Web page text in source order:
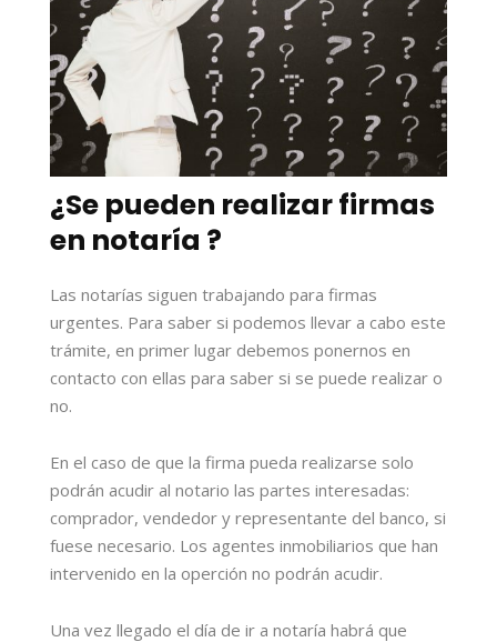
¿Se pueden realizar firmas
en notaría ?
Las notarías siguen trabajando para firmas
urgentes. Para saber si podemos llevar a cabo este
trámite, en primer lugar debemos ponernos en
contacto con ellas para saber si se puede realizar o
no.
En el caso de que la firma pueda realizarse solo
podrán acudir al notario las partes interesadas:
comprador, vendedor y representante del banco, si
fuese necesario. Los agentes inmobiliarios que han
intervenido en la operción no podrán acudir.
Una vez llegado el día de ir a notaría habrá que